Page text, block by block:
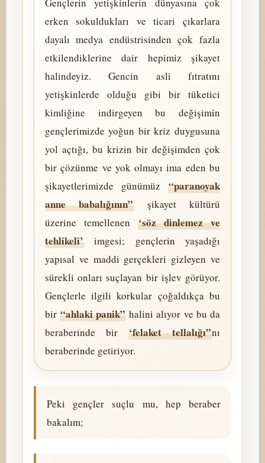
erken sokuldukları ve ticari çıkarlara
dayalı medya endüstrisinden çok fazla
etkilendiklerine dair hepimiz şikayet
halindeyiz. Gencin asli fıtratını
yetişkinlerde olduğu gibi bir tüketici
kimliğine indirgeyen bu değişimin
gençlerimizde yoğun bir kriz duygusuna
yol açtığı, bu krizin bir değişimden çok
bir çözünme ve yok olmayı ima eden bu
şikayetlerimizde günümüz“paranoyak
anne babalığının” şikayet kültürü
üzerine temellenen‘söz dinlemez ve
tehlikeli’imgesi; gençlerin yaşadığı
yapısal ve maddi gerçekleri gizleyen ve
sürekli onları suçlayan bir işlev görüyor.
Gençlerle ilgili korkular çoğaldıkça bu
bir“ahlaki panik”halini alıyor ve bu da
beraberinde bir‘felaket tellalığı”nı
beraberinde getiriyor.
Peki gençler suçlu mu, hep beraber
bakalım;